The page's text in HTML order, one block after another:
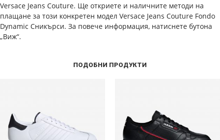
Versace Jeans Couture. Ще откриете и наличните методи на
плащане за този конкретен модел Versace Jeans Couture Fondo
Dynamic Сникърси. За повече информация, натиснете бутона
„Виж“.
ПОДОБНИ ПРОДУКТИ